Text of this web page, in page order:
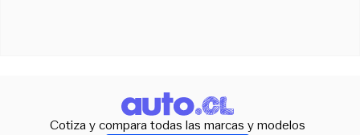
Cotiza y compara todas las marcas y modelos